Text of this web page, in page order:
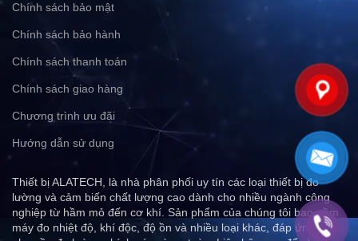
Chính sách bảo mật
Chính sách bảo hành
Chính sách thanh toán
Chính sách giao hàng
Chương trình ưu đãi
Hướng dẫn sử dụng
Thiết bị ALATECH, là nhà phân phối uy tín các loại thiết bị đo
lường và cảm biến chất lượng cao dành cho nhiều ngành công
nghiệp từ hầm mỏ đến cơ khí. Sản phẩm của chúng tôi bao gồm
máy đo nhiệt độ, khí độc, độ ồn và nhiều loại khác, đáp ứng mọi